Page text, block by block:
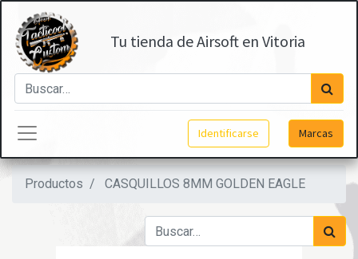
Tu tienda de Airsoft en Vitoria
Identificarse Marcas
Productos CASQUILLOS 8MM GOLDEN EAGLE